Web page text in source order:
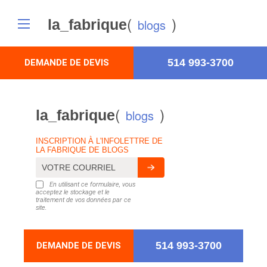
la_fabrique( blogs )
DEMANDE DE DEVIS 514 993-3700
la_fabrique( blogs )
INSCRIPTION À L'INFOLETTRE DE
LA FABRIQUE DE BLOGS
En utilisant ce formulaire, vous
acceptez le stockage et le
traitement de vos données par ce
site.
DEMANDE DE DEVIS 514 993-3700